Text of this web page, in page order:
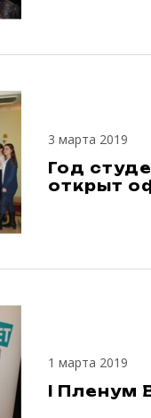
3 марта 2019
Год
открыт
1 марта 2019
I Пленум